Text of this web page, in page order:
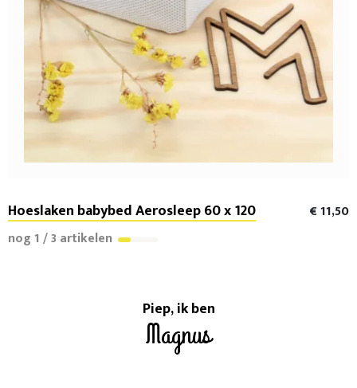
Hoeslaken babybed Aerosleep 60 x 120
€ 11,50
nog 1 / 3 artikelen
Piep, ik ben
Magnus